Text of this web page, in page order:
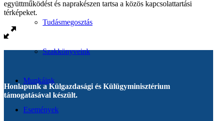
Tudásmegosztás
Szakkönyveink
Munkáink
Események
együttműködést és naprakészen tartsa a közös kapcsolattartási
térképeket.
Honlapunk a Külgazdasági és Külügyminisztérium
támogatásával készült.